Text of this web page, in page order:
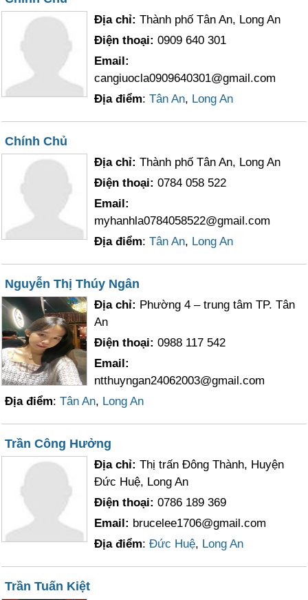
Địa chỉ:Thành phố Tân An, Long An
Điện thoại:0909 640 301
Email:
cangiuocla0909640301@gmail.com
Địa điểm:Tân An, Long An
Chính Chủ
Địa chỉ:Thành phố Tân An, Long An
Điện thoại:0784 058 522
Email:
myhanhla0784058522@gmail.com
Địa điểm:Tân An, Long An
Nguyễn Thị Thúy Ngân
Địa chỉ: Phường 4 – trung tâm TP. Tân
An
Điện thoại:0988 117 542
Email:
ntthuyngan24062003@gmail.com
Địa điểm:Tân An, Long An
Trần Công Hưởng
Địa chỉ:Thị trấn Đông Thành, Huyện
Đức Huệ, Long An
Điện thoại:0786 189 369
Email: brucelee1706@gmail.com
Địa điểm:Đức Huệ, Long An
Trần Tuấn Kiệt